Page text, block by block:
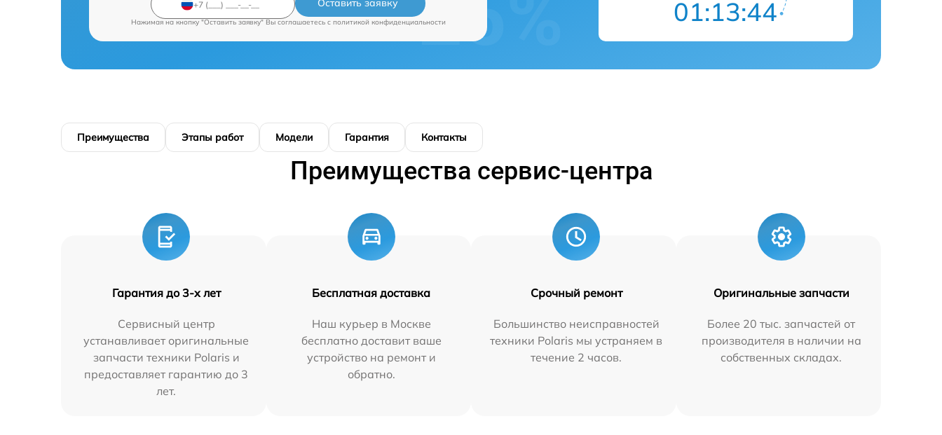
Оставить заявку
Нажимая на кнопку "Оставить заявку" Вы соглашаетесь c политикой конфиденциальности 01:13:43
Преимущества Этапы работ Модели Гарантия Контакты
Преимущества сервис-центра
Гарантия до 3-х лет
Сервисный центр
устанавливает оригинальные
запчасти техники Polaris и
предоставляет гарантию до 3
лет.
Бесплатная доставка
Наш курьер в Москве
бесплатно доставит ваше
устройство на ремонт и
обратно.
Срочный ремонт
Большинство неисправностей
техники Polaris мы устраняем в
течение 2 часов.
Оригинальные запчасти
Более 20 тыс. запчастей от
производителя в наличии на
собственных складах.